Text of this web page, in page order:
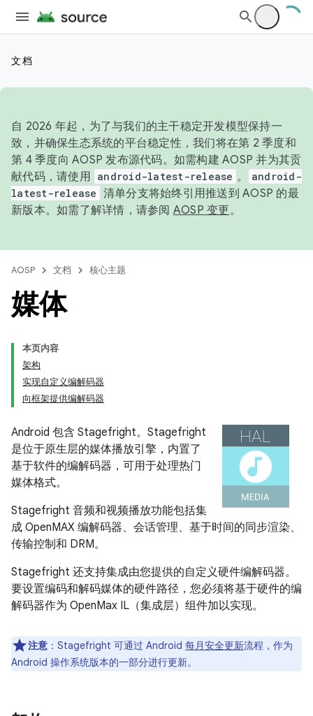
文档
自 2026 年起，为了与我们的主干稳定开发模型保持一
致，并确保生态系统的平台稳定性，我们将在第 2 季度和
第 4 季度向 AOSP 发布源代码。如需构建 AOSP 并为其贡
献代码，请使用 android-latest-release 。
android-
latest-release 清单分支将始终引用推送到 AOSP 的最
新版本。如需了解详情，请参阅 AOSP 变更。
AOSP 文档 核心主题
媒体
本页内容
架构
实现自定义编解码器
向框架提供编解码器
Android 包含 Stagefright。Stagefright
是位于原生层的媒体播放引擎，内置了
基于软件的编解码器，可用于处理热门
媒体格式。
Stagefright 音频和视频播放功能包括集
成 OpenMAX 编解码器、会话管理、基于时间的同步渲染、
传输控制和 DRM。
Stagefright 还支持集成由您提供的自定义硬件编解码器。
要设置编码和解码媒体的硬件路径，您必须将基于硬件的编
解码器作为 OpenMax IL（集成层）组件加以实现。
注意 ：Stagefright 可通过 Android 每月安全更新流程，作为
Android 操作系统版本的一部分进行更新。